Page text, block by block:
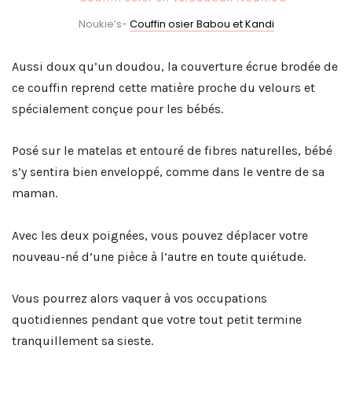
Noukie’s- Couffin osier Babou et Kandi
Aussi doux qu’un doudou, la couverture écrue brodée de
ce couffin reprend cette matière proche du velours et
spécialement conçue pour les bébés.
Posé sur le matelas et entouré de fibres naturelles, bébé
s’y sentira bien enveloppé, comme dans le ventre de sa
maman.
Avec les deux poignées, vous pouvez déplacer votre
nouveau-né d’une pièce à l’autre en toute quiétude.
Vous pourrez alors vaquer à vos occupations
quotidiennes pendant que votre tout petit termine
tranquillement sa sieste.